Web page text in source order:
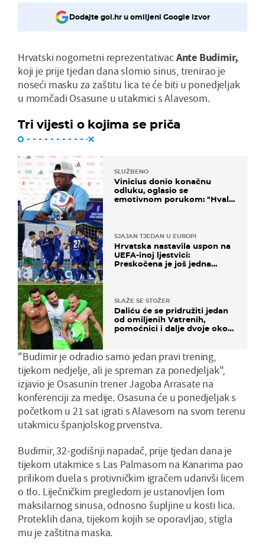
Dodajte gol.hr u omiljeni Google izvor
Hrvatski nogometni reprezentativacAnte Budimir,
koji je prije tjedan dana slomio sinus, trenirao je
noseći masku za zaštitu lica te će biti u ponedjeljak
u momčadi Osasune u utakmici s Alavesom.
Tri vijesti o kojima se priča
SLUŽBENO
Vinicius donio konačnu
odluku, oglasio se
emotivnom porukom: "Hvala
SJAJAN TJEDAN U EUROPI
Hrvatska nastavila uspon na
UEFA-inoj ljestvici:
Preskočena je još jedna
SLAŽE SE STOŽER
Daliću će se pridružiti jedan
od omiljenih Vatrenih,
pomoćnici i dalje dvoje oko
"Budimir je odradio samo jedan pravi trening,
tijekom nedjelje, ali je spreman za ponedjeljak",
izjavio je Osasunin trener Jagoba Arrasate na
konferenciji za medije. Osasuna će u ponedjeljak s
početkom u 21 sat igrati s Alavesom na svom terenu
utakmicu španjolskog prvenstva.
Budimir, 32-godišnji napadač, prije tjedan dana je
tijekom utakmice s Las Palmasom na Kanarima pao
prilikom duela s protivničkim igračem udarivši licem
o tlo. Liječničkim pregledom je ustanovljen lom
maksilarnog sinusa, odnosno šupljine u kosti lica.
Proteklih dana, tijekom kojih se oporavljao, stigla
mu je zaštitna maska.